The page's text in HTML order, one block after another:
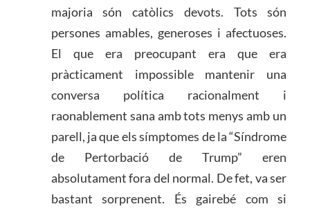
majoria són catòlics devots. Tots són
persones amables, generoses i afectuoses.
El que era preocupant era que era
pràcticament impossible mantenir una
conversa política racionalment i
raonablement sana amb tots menys amb un
parell, ja que els símptomes de la “Síndrome
de Pertorbació de Trump” eren
absolutament fora del normal. De fet, va ser
bastant sorprenent. És gairebé com si